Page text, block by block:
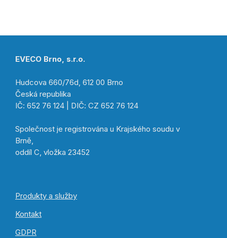
EVECO Brno, s.r.o.
Hudcova 660/76d, 612 00 Brno
Česká republika
IČ: 652 76 124 | DIČ: CZ 652 76 124
Společnost je registrována u Krajského soudu v
Brně,
oddíl C, vložka 23452
Produkty a služby
Kontakt
GDPR